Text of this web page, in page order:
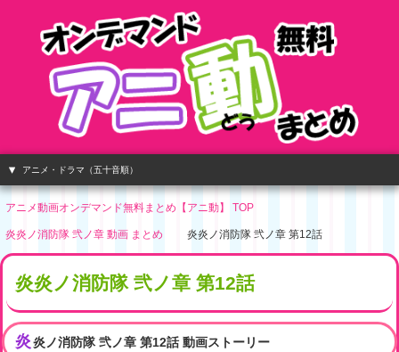
アニメ・ドラマ（五十音順）
アニメ動画オンデマンド無料まとめ【アニ動】 TOP
炎炎ノ消防隊 弐ノ章 動画 まとめ 炎炎ノ消防隊 弐ノ章 第12話
炎炎ノ消防隊 弐ノ章 第12話
炎炎ノ消防隊 弐ノ章 第12話 動画ストーリー